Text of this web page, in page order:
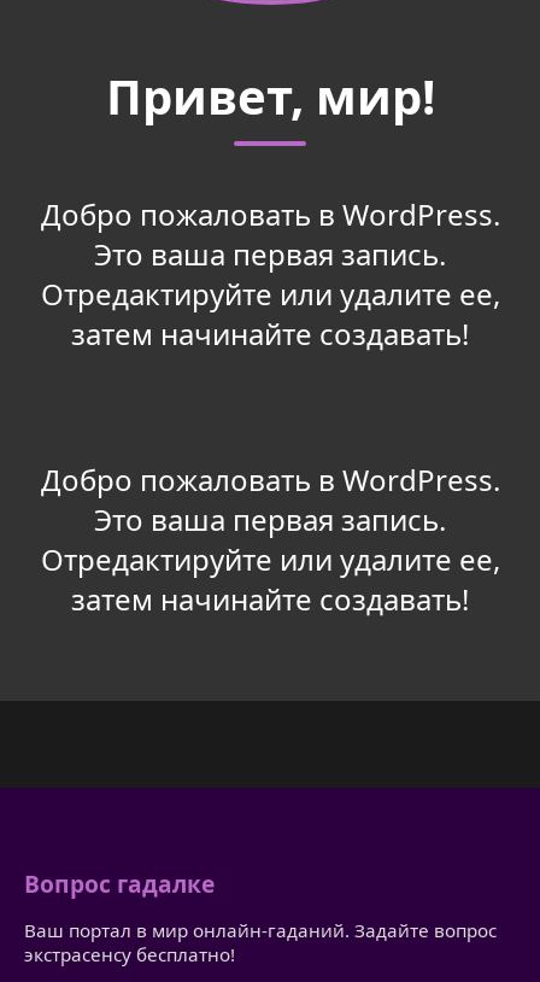
Привет, мир!
Добро пожаловать в WordPress.
Это ваша первая запись.
Отредактируйте или удалите ее,
затем начинайте создавать!
Добро пожаловать в WordPress.
Это ваша первая запись.
Отредактируйте или удалите ее,
затем начинайте создавать!
Вопрос гадалке
Ваш портал в мир онлайн-гаданий. Задайте вопрос
экстрасенсу бесплатно!